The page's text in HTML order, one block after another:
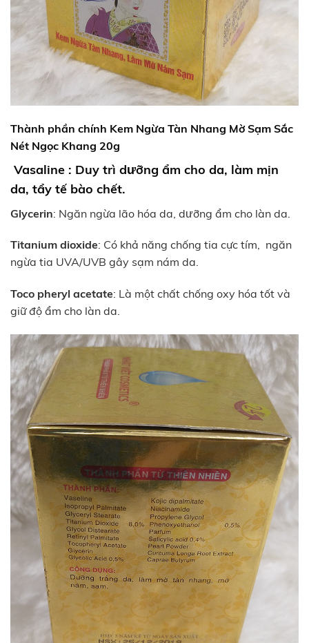
Thành phần chính Kem Ngừa Tàn Nhang Mờ Sạm Sắc
Nét Ngọc Khang 20g
Vasaline : Duy trì dưỡng ẩm cho da, làm mịn
da, tẩy tế bào chết.
Glycerin: Ngăn ngừa lão hóa da, dưỡng ẩm cho làn da.
Titanium dioxide: Có khả năng chống tia cực tím, ngăn
ngừa tia UVA/UVB gây sạm nám da.
Toco pheryl acetate: Là một chất chống oxy hóa tốt và
giữ độ ẩm cho làn da.